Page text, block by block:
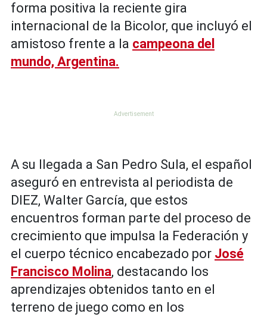
forma positiva la reciente gira
internacional de la Bicolor, que incluyó el
amistoso frente a la campeona del
mundo, Argentina.
A su llegada a San Pedro Sula, el español
aseguró en entrevista al periodista de
DIEZ, Walter García, que estos
encuentros forman parte del proceso de
crecimiento que impulsa la Federación y
el cuerpo técnico encabezado por José
Francisco Molina, destacando los
aprendizajes obtenidos tanto en el
terreno de juego como en los